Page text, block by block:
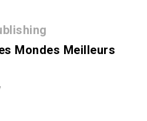
Mondes Meilleurs